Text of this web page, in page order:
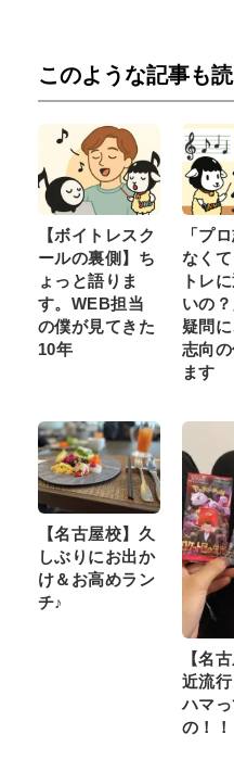
このような記事も
【ボイトレスク
ールの裏側】ち
ょっと語りま
す。WEB担当
の僕が見てきた
10年
「プ
なく
トレ
いの
疑問
志向
ます
【名古屋校】久
しぶりにお出か
け＆お高めラン
チ♪
【名
近流行
ハマ
の！！